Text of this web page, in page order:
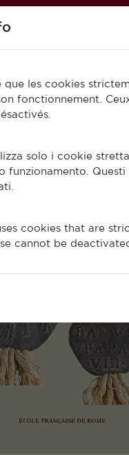
que les cookies
fonctionnement.
solo i cookie
funzionamento.
cookies that are
cannot be